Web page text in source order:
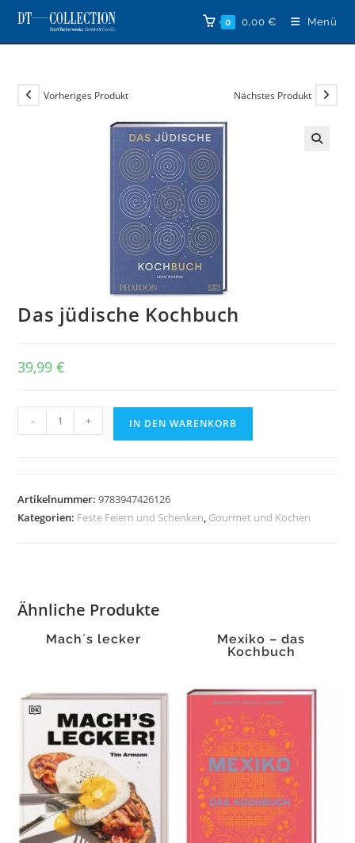
Zum
Inhalt
springen
0 0,00 € Menü
Vorheriges Produkt Nächstes Produkt
Das jüdische Kochbuch
39,99€
jüdische
- + IN DEN WARENKORB
Artikelnummer:9783947426126
Kategorien: Feste Feiern und Schenken, Gourmet und Kochen
Ähnliche Produkte
Mach´s lecker
Mexiko – das
Kochbuch